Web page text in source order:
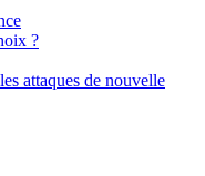
?
attaques de nouvelle